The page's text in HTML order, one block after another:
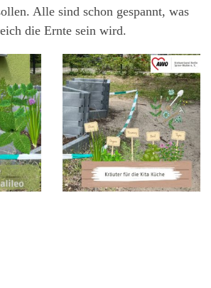
Alle sind schon gespannt, was
die Ernte sein wird.